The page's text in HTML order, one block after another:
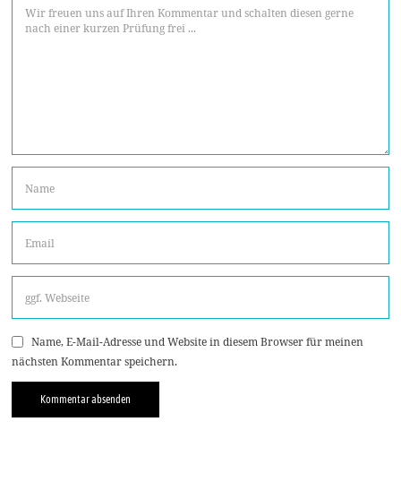
Name, E-Mail-Adresse und Website in diesem Browser für meinen
nächsten Kommentar speichern.